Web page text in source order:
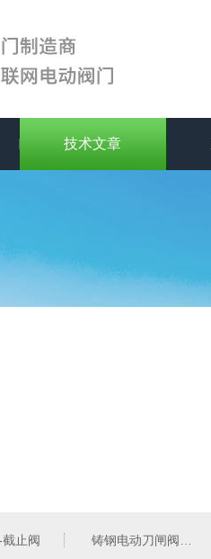
技术文章
止阀 铸钢电动刀闸阀